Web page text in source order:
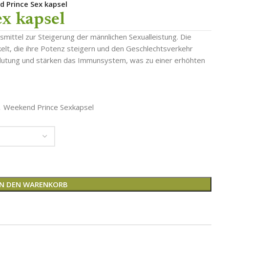
Prince Sex kapsel
kapsel
zur Steigerung der männlichen Sexualleistung. Die
die ihre Potenz steigern und den Geschlechtsverkehr
und stärken das Immunsystem, was zu einer erhöhten
Weekend Prince Sexkapsel
DEN WARENKORB